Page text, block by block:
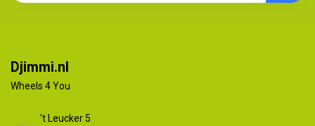
Djimmi.nl
Wheels 4 You
't Leucker 5